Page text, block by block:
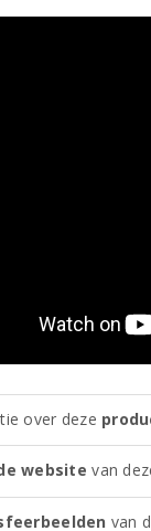
over deze
website van
van